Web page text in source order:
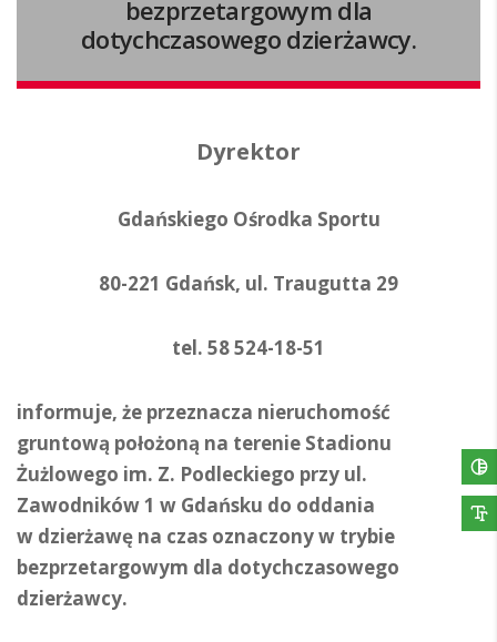
bezprzetargowym dla
dotychczasowego dzierżawcy.
Dyrektor
Gdańskiego Ośrodka Sportu
80-221 Gdańsk, ul. Traugutta 29
tel. 58 524-18-51
informuje, że przeznacza nieruchomość
gruntową położoną na terenie Stadionu
Żużlowego im. Z. Podleckiego przy ul.
Zawodników 1 w Gdańsku do oddania
w dzierżawę na czas oznaczony w trybie
bezprzetargowym dla dotychczasowego
dzierżawcy.